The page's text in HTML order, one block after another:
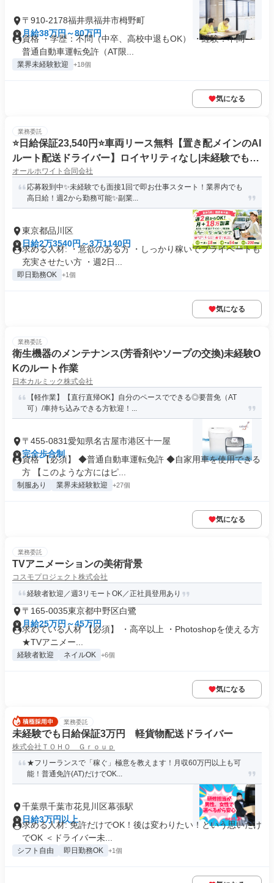
〒910-2178福井県福井市栂野町
月給38万円～80万円
資格 ・学歴：不問（中卒、高校中退もOK） ・経験：不問 ・
普通自動車運転免許（AT限...
業界未経験歓迎 +18個
気になる
業務委託
⭐️日給保証23,540円⭐️車両リース無料【置き配メインのAI
ルート配送ドライバー】ロイヤリティなし|未経験でも週
2〜OK
オールホワイト合同会社
応募殺到中✨未経験でも面接1回で即お仕事スタート！業界内でも
高日給！週2から勤務可能✨副業...
東京都品川区
日給2万3540円～3万1140円
求める人材: ・意欲のある方 ・しっかり稼いでプライベートも
充実させたい方 ・週2日...
即日勤務OK +1個
気になる
業務委託
衛生機器のメンテナンス(芳香剤やソープの交換)未経験O
Kのルート作業
日本カルミック株式会社
【軽作業】【直行直帰OK】自分のペースでできる◎要普免（AT
可）/車持ち込みできる方歓迎！...
〒455-0831愛知県名古屋市港区十一屋
完全歩合制
資格 【必須】 ◆普通自動車運転免許 ◆自家用車を使用できる
方 【このような方にはピ...
制服あり 業界未経験歓迎 +27個
気になる
業務委託
TVアニメーションの美術背景
コスモプロジェクト株式会社
経験者歓迎／週3リモートOK／正社員登用あり
〒165-0035東京都中野区白鷺
月給25万円～45万円
求めている人材 【必須】 ・高卒以上 ・Photoshopを使える方
★TVアニメー...
経験者歓迎 ネイルOK +6個
気になる
業務委託
未経験でも日給保証3万円 軽貨物配送ドライバー
株式会社ＴＯＨＯ Ｇｒｏｕｐ
★フリーランスで「稼ぐ」極意を教えます！月収60万円以上も可
能！普通免許(AT)だけでOK...
千葉県千葉市花見川区幕張駅
日給3万円以上
求める人材: 免許だけでOK！後は変わりたい！という思いだけ
でOK ＜ドライバー未...
シフト自由 即日勤務OK +1個